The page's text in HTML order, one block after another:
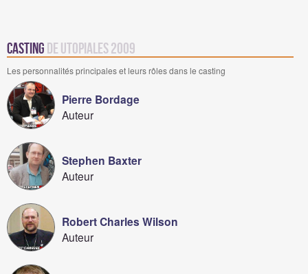
Casting de Utopiales 2009
Les personnalités principales et leurs rôles dans le casting
Pierre Bordage
Auteur
Stephen Baxter
Auteur
Robert Charles Wilson
Auteur